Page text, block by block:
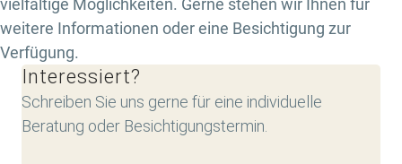
vielfältige Möglichkeiten. Gerne stehen wir Ihnen für
weitere Informationen oder eine Besichtigung zur
Verfügung.
Interessiert?
Schreiben Sie uns gerne für eine individuelle
Beratung oder Besichtigungstermin.